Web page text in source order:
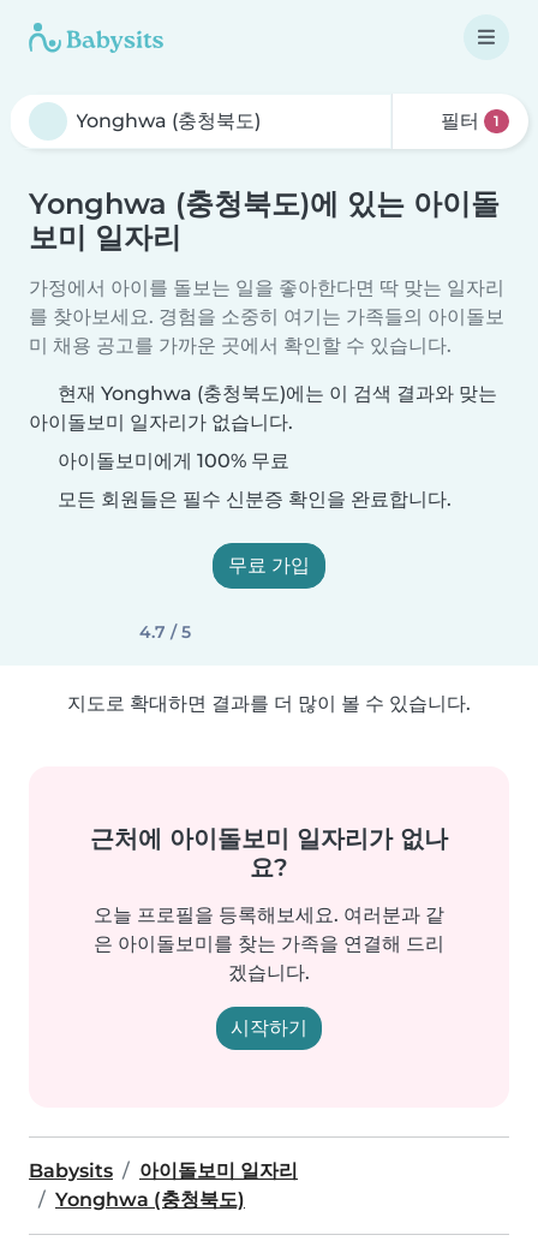
필터 1
Yonghwa (충청북도)에 있는 아이돌
보미 일자리
가정에서 아이를 돌보는 일을 좋아한다면 딱 맞는 일자리
를 찾아보세요. 경험을 소중히 여기는 가족들의 아이돌보
미 채용 공고를 가까운 곳에서 확인할 수 있습니다.
현재 Yonghwa (충청북도)에는 이 검색 결과와 맞는
아이돌보미 일자리가 없습니다.
아이돌보미에게 100% 무료
모든 회원들은 필수 신분증 확인을 완료합니다.
무료 가입
4.7 / 5
지도로 확대하면 결과를 더 많이 볼 수 있습니다.
근처에 아이돌보미 일자리가 없나
요?
오늘 프로필을 등록해보세요. 여러분과 같
은 아이돌보미를 찾는 가족을 연결해 드리
겠습니다.
시작하기
Babysits
아이돌보미 일자리
Yonghwa (충청북도)